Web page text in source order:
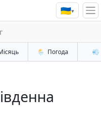
🇺🇦▾
🌦️ Погода 💨